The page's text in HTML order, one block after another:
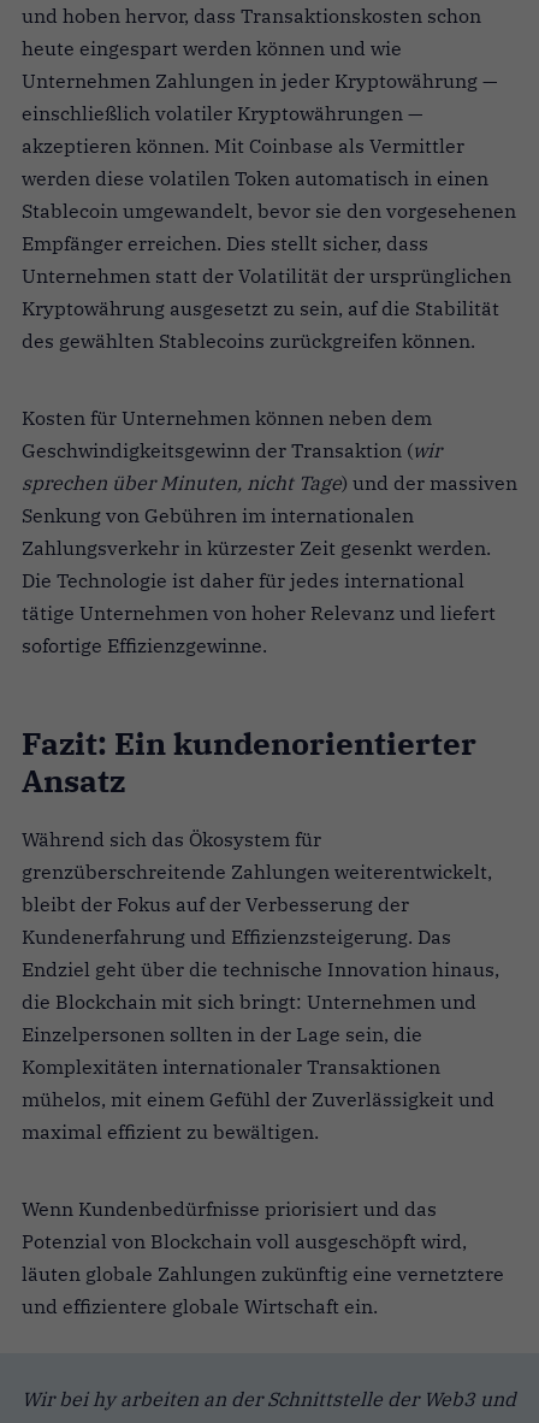
und hoben hervor, dass Transaktionskosten schon
heute eingespart werden können und wie
Unternehmen Zahlungen in jeder Kryptowährung —
einschließlich volatiler Kryptowährungen —
akzeptieren können. Mit Coinbase als Vermittler
werden diese volatilen Token automatisch in einen
Stablecoin umgewandelt, bevor sie den vorgesehenen
Empfänger erreichen. Dies stellt sicher, dass
Unternehmen statt der Volatilität der ursprünglichen
Kryptowährung ausgesetzt zu sein, auf die Stabilität
des gewählten Stablecoins zurückgreifen können.
Kosten für Unternehmen können neben dem
Geschwindigkeitsgewinn der Transaktion (wir
sprechen über Minuten, nicht Tage) und der massiven
Senkung von Gebühren im internationalen
Zahlungsverkehr in kürzester Zeit gesenkt werden.
Die Technologie ist daher für jedes international
tätige Unternehmen von hoher Relevanz und liefert
sofortige Effizienzgewinne.
Fazit: Ein kundenorientierter
Ansatz
Während sich das Ökosystem für
grenzüberschreitende Zahlungen weiterentwickelt,
bleibt der Fokus auf der Verbesserung der
Kundenerfahrung und Effizienzsteigerung. Das
Endziel geht über die technische Innovation hinaus,
die Blockchain mit sich bringt: Unternehmen und
Einzelpersonen sollten in der Lage sein, die
Komplexitäten internationaler Transaktionen
mühelos, mit einem Gefühl der Zuverlässigkeit und
maximal effizient zu bewältigen.
Wenn Kundenbedürfnisse priorisiert und das
Potenzial von Blockchain voll ausgeschöpft wird,
läuten globale Zahlungen zukünftig eine vernetztere
und effizientere globale Wirtschaft ein.
Wir bei hy arbeiten an der Schnittstelle der Web3 und